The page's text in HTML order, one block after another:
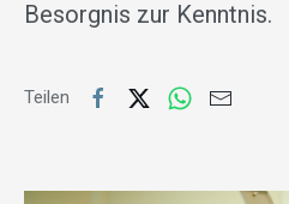
Besorgnis zur Kenntnis.
Teilen